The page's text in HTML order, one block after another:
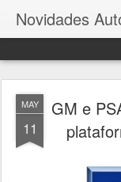
Novidades
MAY
11
GM e